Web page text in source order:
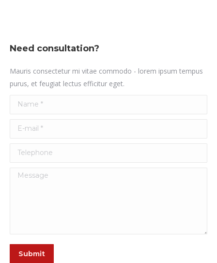
Need consultation?
Mauris consectetur mi vitae commodo - lorem ipsum tempus
purus, et feugiat lectus efficitur eget.
Name *
E-mail *
Telephone
Message
Submit